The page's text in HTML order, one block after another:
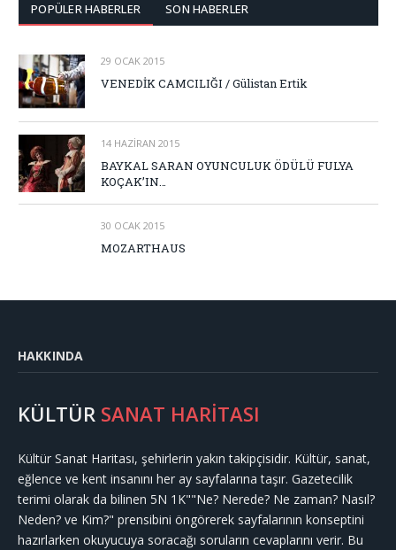
POPÜLER HABERLER SON HABERLER
29 OCAK 2015
VENEDİK CAMCILIĞI / Gülistan Ertik
14 HAZIRAN 2015
BAYKAL SARAN OYUNCULUK ÖDÜLÜ FULYA
KOÇAK’IN…
30 OCAK 2015
MOZARTHAUS
HAKKINDA
KÜLTÜR SANAT HARİTASI
Kültür Sanat Haritası, şehirlerin yakın takipçisidir. Kültür, sanat,
eğlence ve kent insanını her ay sayfalarına taşır. Gazetecilik
terimi olarak da bilinen 5N 1K""Ne? Nerede? Ne zaman? Nasıl?
Neden? ve Kim?" prensibini öngörerek sayfalarının konseptini
hazırlarken okuyucuya soracağı soruların cevaplarını verir. Bu